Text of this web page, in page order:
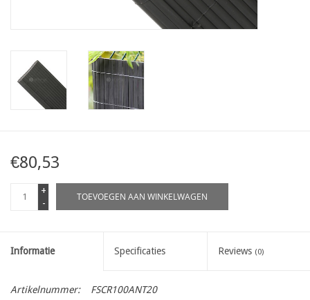
€80,53
+
-
TOEVOEGEN AAN WINKELWAGEN
Informatie Specificaties Reviews (0)
Artikelnummer:
FSCR100ANT20